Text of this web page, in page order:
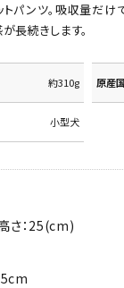
パンツ。吸収量だけ
長続きします。
約310g 原産国
小型犬
さ：25(cm)